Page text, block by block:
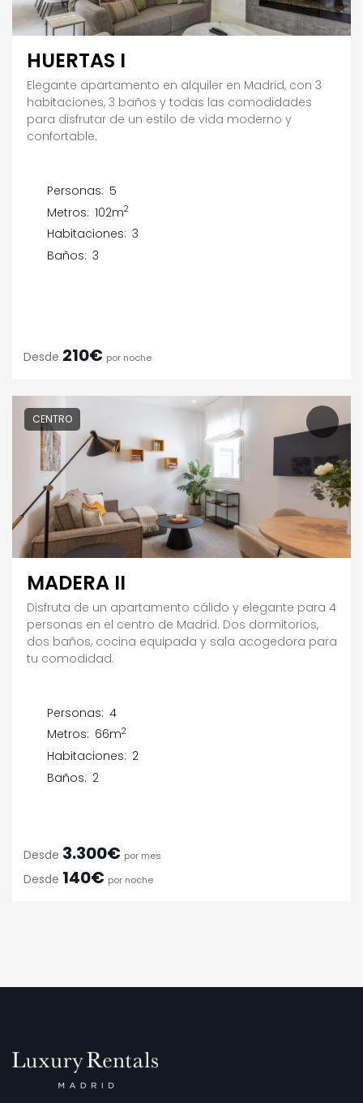
HUERTAS I
Elegante apartamento en alquiler en Madrid, con 3
habitaciones, 3 baños y todas las comodidades
para disfrutar de un estilo de vida moderno y
confortable.
Personas: 5
Metros: 102m2
Habitaciones: 3
Baños: 3
Desde 210€ por noche
CENTRO
MADERA II
Disfruta de un apartamento cálido y elegante para 4
personas en el centro de Madrid. Dos dormitorios,
dos baños, cocina equipada y sala acogedora para
tu comodidad.
Personas: 4
Metros: 66m2
Habitaciones: 2
Baños: 2
Desde 3.300€ por mes
Desde 140€ por noche